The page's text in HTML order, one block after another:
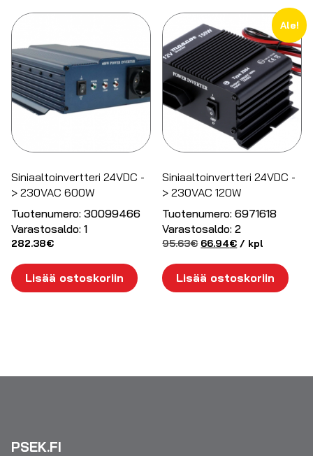
Siniaaltoinvertteri 24VDC -
> 230VAC 600W
Tuotenumero: 30099466
Varastosaldo: 1
282.38€
Lisää ostoskoriin
Ale!
Siniaaltoinvertteri 24VDC -
> 230VAC 120W
Tuotenumero: 6971618
Varastosaldo: 2
95.63€ Alkuperäinen
95.63€.
66.94€Nykyinen
66.94€.
/ kpl
Lisää ostoskoriin
PSEK.FI